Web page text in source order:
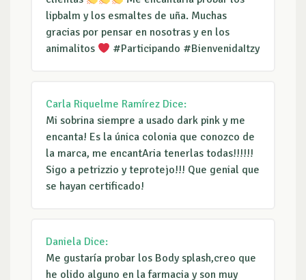
lipbalm y los esmaltes de uña. Muchas
gracias por pensar en nosotras y en los
animalitos
#Participando #BienvenidaItzy
Carla Riquelme Ramírez Dice:
Mi sobrina siempre a usado dark pink y me
encanta! Es la única colonia que conozco de
la marca, me encantAria tenerlas todas!!!!!!
Sigo a petrizzio y teprotejo!!! Que genial que
se hayan certificado!
Daniela Dice:
Me gustaría probar los Body splash,creo que
he olido alguno en la farmacia y son muy